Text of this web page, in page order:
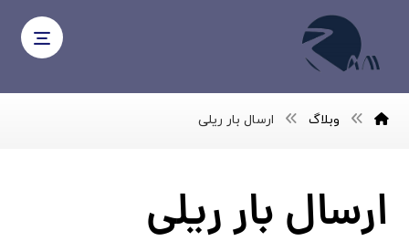
وبلاگ ارسال بار ریلی
ارسال بار ریلی